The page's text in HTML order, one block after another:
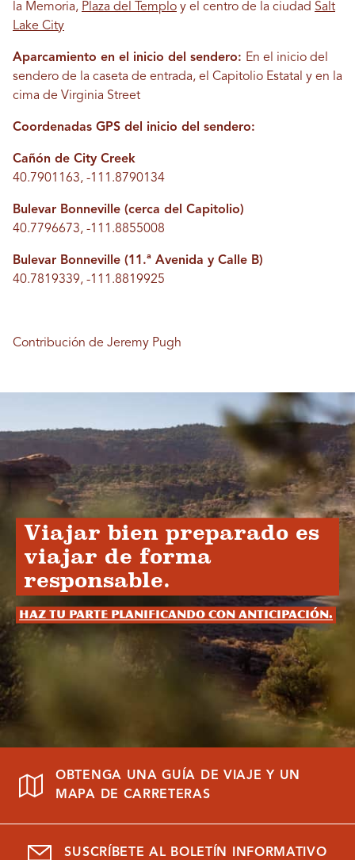
la Memoria, Plaza del Templo y el centro de la ciudad Salt
Lake City
Aparcamiento en el inicio del sendero: En el inicio del
sendero de la caseta de entrada, el Capitolio Estatal y en la
cima de Virginia Street
Coordenadas GPS del inicio del sendero:
Cañón de City Creek
40.7901163, -111.8790134
Bulevar Bonneville (cerca del Capitolio)
40.7796673, -111.8855008
Bulevar Bonneville (11.ª Avenida y Calle B)
40.7819339, -111.8819925
Contribución de Jeremy Pugh
Viajar bien preparado es
viajar de forma
responsable.
Haz tu parte planificando con anticipación.
OBTENGA UNA GUÍA DE VIAJE Y UN
MAPA DE CARRETERAS
SUSCRÍBETE AL BOLETÍN INFORMATIVO